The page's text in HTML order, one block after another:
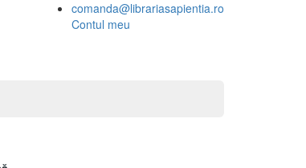
comanda@librariasapientia.ro
Contul meu